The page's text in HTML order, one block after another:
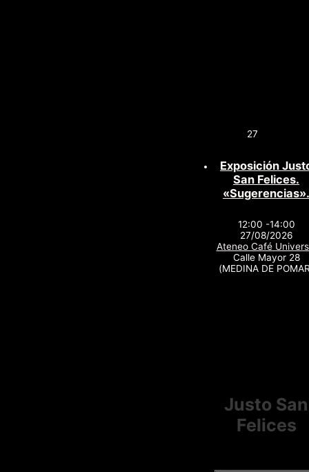
27
Exposición
San Felices.
«Sugerencias».
12:00 -14:00
27/08/2026
Ateneo Café
Calle Mayor 28
(MEDINA DE
Justo San
Felices